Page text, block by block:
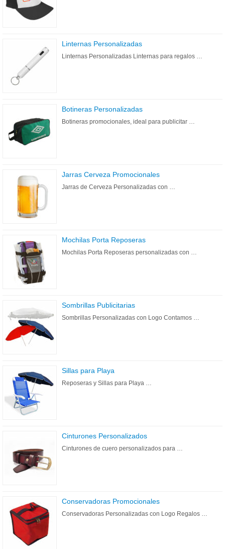
Linternas Personalizadas
Linternas Personalizadas Linternas para regalos …
Botineras Personalizadas
Botineras promocionales, ideal para publicitar …
Jarras Cerveza Promocionales
Jarras de Cerveza Personalizadas con …
Mochilas Porta Reposeras
Mochilas Porta Reposeras personalizadas con …
Sombrillas Publicitarias
Sombrillas Personalizadas con Logo Contamos …
Sillas para Playa
Reposeras y Sillas para Playa …
Cinturones Personalizados
Cinturones de cuero personalizados para …
Conservadoras Promocionales
Conservadoras Personalizadas con Logo Regalos …